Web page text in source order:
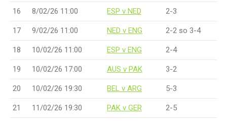
16 8/02/26 11:00 ESP v NED 2-3
17 9/02/26 11:00 NED v ENG 2-2 so 3-4
18 10/02/26 11:00 ESP v ENG 2-4
19 10/02/26 17:00 AUS v PAK 3-2
20 10/02/26 19:30 BEL v ARG 5-3
21 11/02/26 19:30 PAK v GER 2-5